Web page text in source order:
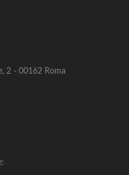
2 - 00162 Roma